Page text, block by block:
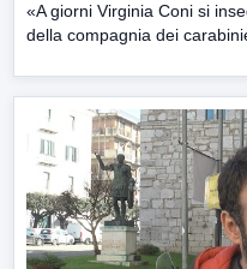
«A giorni Virginia Coni si
della compagnia dei